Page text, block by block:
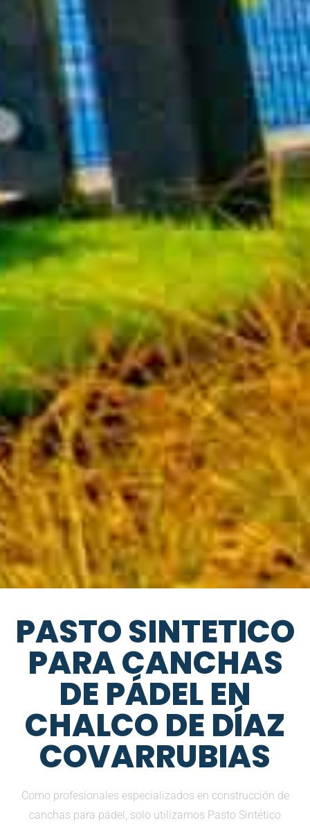
PASTO SINTETICO
PARA CANCHAS
DE PÁDEL EN
CHALCO DE DÍAZ
COVARRUBIAS
Como profesionales especializados en construcción de
canchas para pádel, solo utilizamos Pasto Sintético